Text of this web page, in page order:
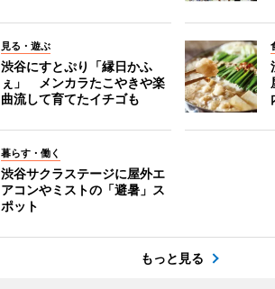
見る・遊ぶ
渋谷にすとぷり「縁日かふ
ぇ」 メンカラたこやきや楽
曲流して育てたイチゴも
暮らす・働く
渋谷サクラステージに屋外エ
アコンやミストの「避暑」ス
ポット
もっと見る